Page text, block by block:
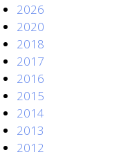
2026
2020
2018
2017
2016
2015
2014
2013
2012